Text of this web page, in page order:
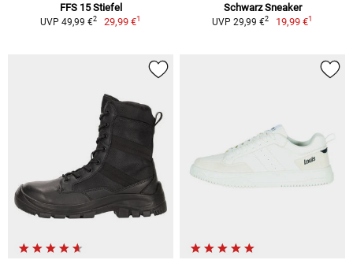
FFS 15 Stiefel
UVP 49,99 €2 29,99 €1
Schwarz Sneaker
UVP 29,99 €2 19,99 €1